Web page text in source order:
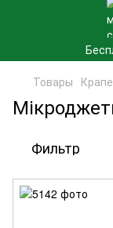
Товары
Фильтр